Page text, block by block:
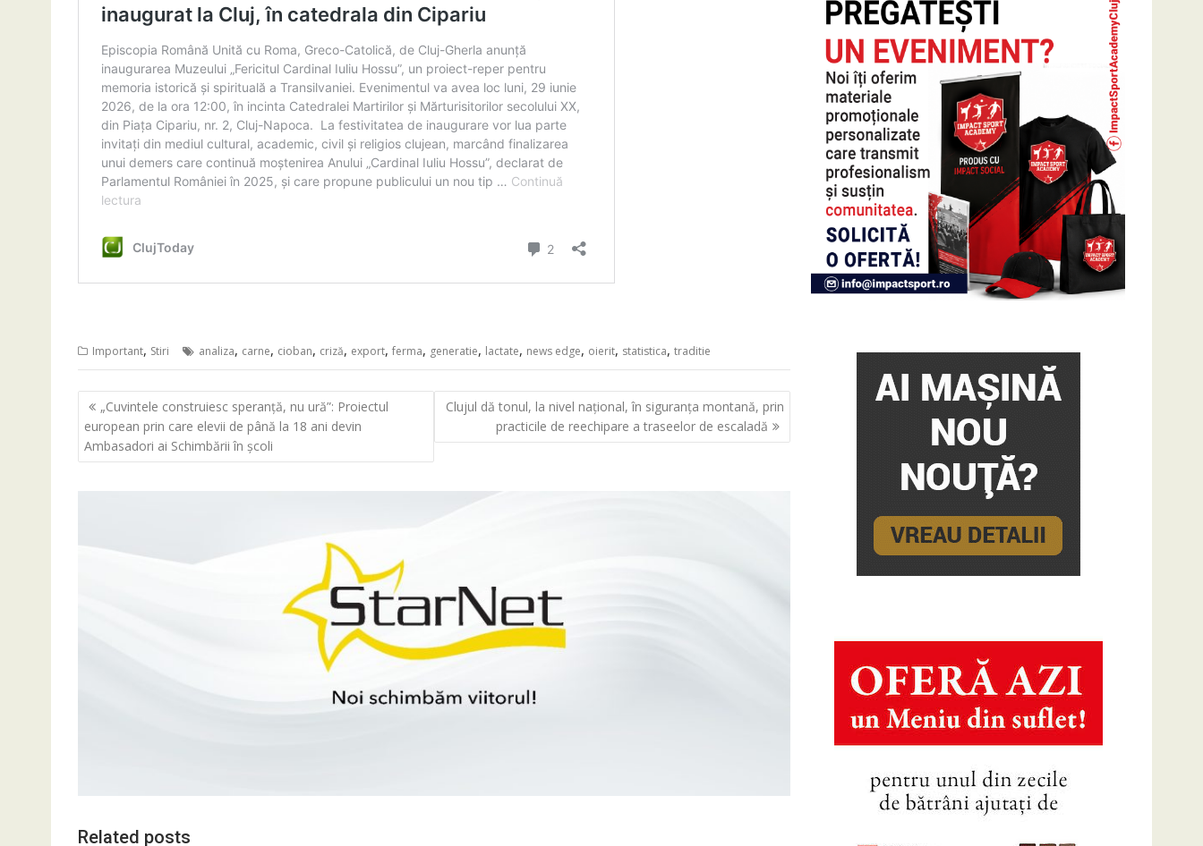
Important, Stiri analiza, carne, cioban, criză, export, ferma, generatie, lactate, news edge, oierit, statistica, traditie
Navigare
în
articole
„Cuvintele construiesc speranță, nu ură”: Proiectul
european prin care elevii de până la 18 ani devin
Ambasadori ai Schimbării în școli
Clujul dă tonul, la nivel național, în siguranța montană, prin
practicile de reechipare a traseelor de escaladă
Related posts